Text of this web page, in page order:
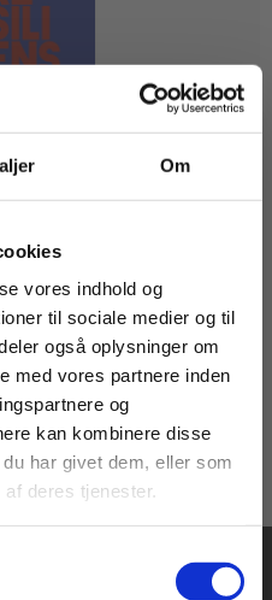
Om
vores indhold og
til sociale medier og til
også oplysninger om
med vores partnere inden
og
kan kombinere disse
har givet dem, eller som
deres tjenester.
masterclasses mm.
som:
For institutioner og
virksomheder. Du
får vist priser ekskl.